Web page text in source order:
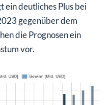
ein deutliches Plus bei
gegenüber dem
die Prognosen ein
vor.